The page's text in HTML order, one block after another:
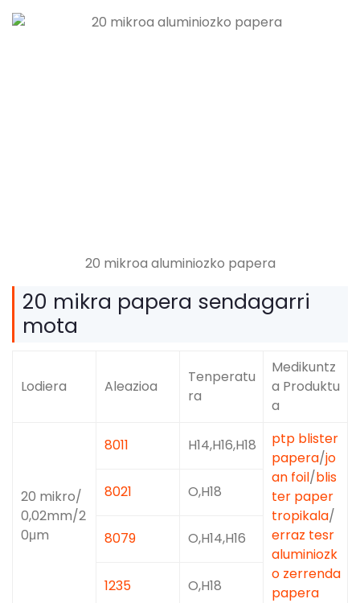
20 mikroa aluminiozko papera
20 mikra papera sendagarri
mota
Lodiera Aleazioa
Tenperatu
ra
Medikuntz
a Produktu
a
20 mikro/
0,02mm/2
0μm
8011 H14,H16,H18
ptp blister
papera/jo
an foil/blis
ter paper
tropikala/
erraz tesr
aluminiozk
o zerrenda
papera
8021 O,H18
8079 O,H14,H16
1235 O,H18